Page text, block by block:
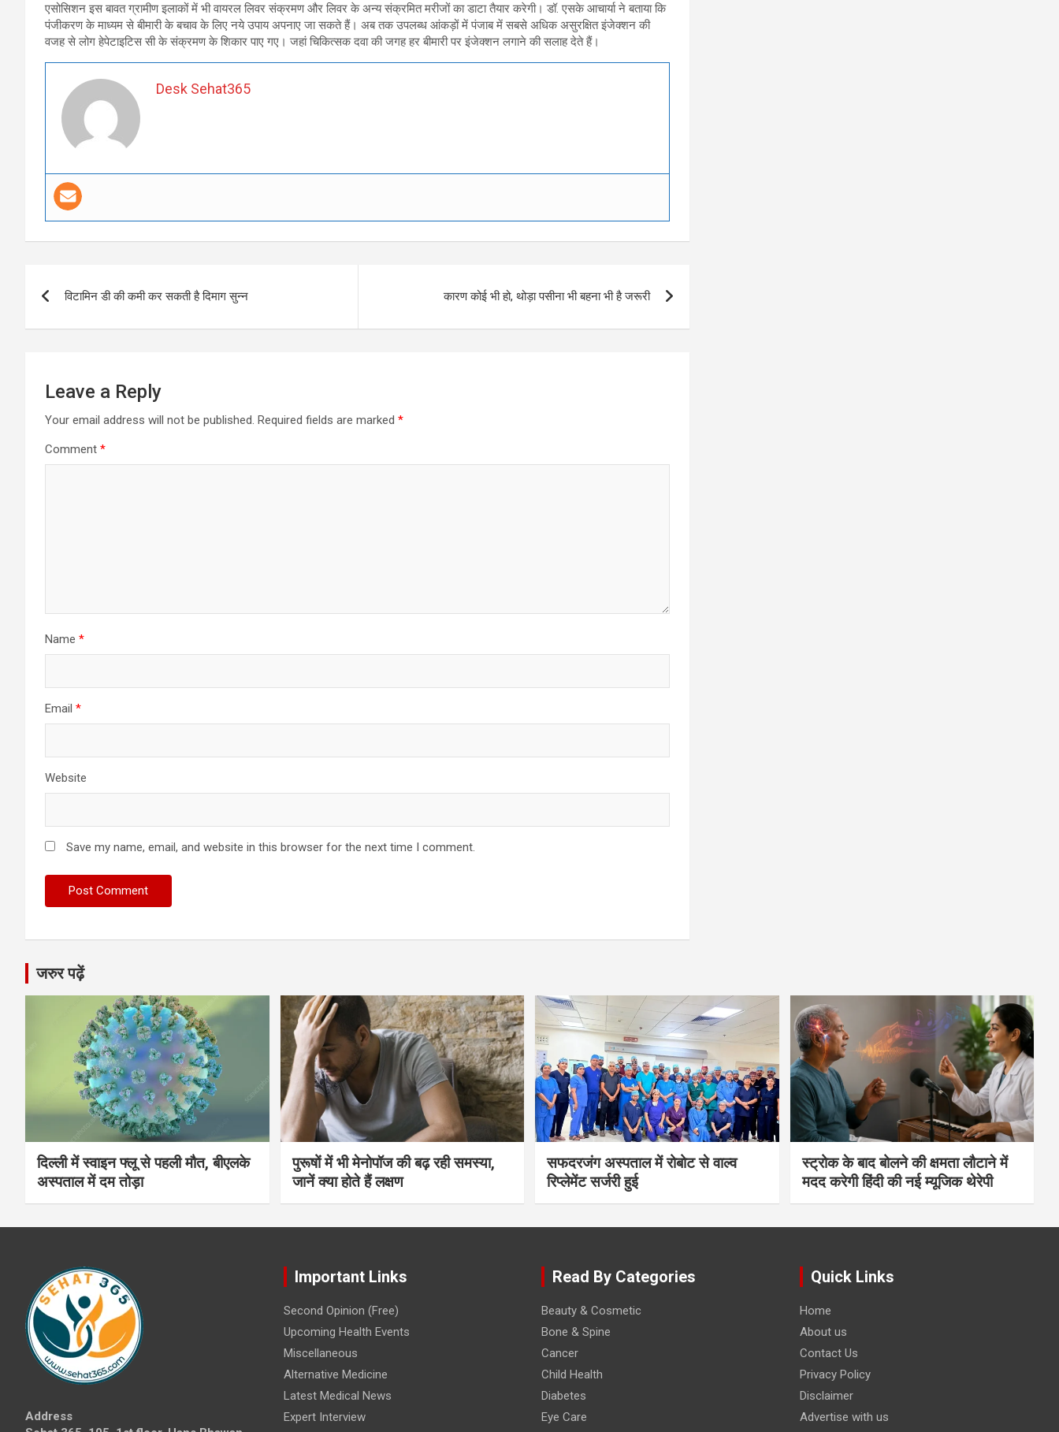
एसोसिशन इस बावत ग्रामीण इलाकों में भी वायरल लिवर संक्रमण और लिवर के अन्य संक्रमित मरीजों का डाटा तैयार करेगी। डॉ. एसके आचार्या ने बताया कि
पंजीकरण के माध्यम से बीमारी के बचाव के लिए नये उपाय अपनाए जा सकते हैं। अब तक उपलब्ध आंकड़ों में पंजाब में सबसे अधिक असुरक्षित इंजेक्शन की
वजह से लोग हेपेटाइटिस सी के संक्रमण के शिकार पाए गए। जहां चिकित्सक दवा की जगह हर बीमारी पर इंजेक्शन लगाने की सलाह देते हैं।
Desk Sehat365
navigation
विटामिन डी की कमी कर सकती है दिमाग सुन्न कारण कोई भी हो, थोड़ा पसीना भी बहना भी है जरूरी
Leave a Reply
Your email address will not be published. Required fields are marked *
Comment *
Name *
Email *
Website
Save my name, email, and website in this browser for the next time I comment.
जरुर पढ़ें
दिल्ली में स्वाइन फ्लू से पहली मौत, बीएलके
अस्पताल में दम तोड़ा
पुरूषों में भी मेनोपॉज की बढ़ रही समस्या,
जानें क्या होते हैं लक्षण
सफदरजंग अस्पताल में रोबोट से वाल्व
रिप्लेमेंट सर्जरी हुई
स्ट्रोक के बाद बोलने की क्षमता लौटाने में
मदद करेगी हिंदी की नई म्यूजिक थेरेपी
Address
Important Links
Second Opinion (Free)
Upcoming Health Events
Miscellaneous
Alternative Medicine
Latest Medical News
Expert Interview
Read By Categories
Beauty & Cosmetic
Bone & Spine
Cancer
Child Health
Diabetes
Eye Care
Quick Links
Home
About us
Contact Us
Privacy Policy
Disclaimer
Advertise with us